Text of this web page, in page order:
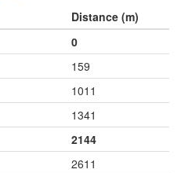
Distance (m)
0
159
1011
1341
2144
2611